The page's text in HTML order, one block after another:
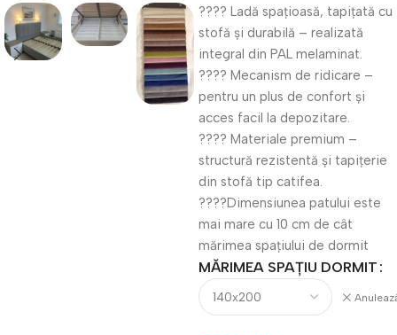
???? Ladă spațioasă, tapițată cu
stofă și durabilă – realizată
integral din PAL melaminat.
???? Mecanism de ridicare –
pentru un plus de confort și
acces facil la depozitare.
???? Materiale premium –
structură rezistentă și tapițerie
din stofă tip catifea.
????Dimensiunea patului este
mai mare cu 10 cm de cât
mărimea spațiului de dormit
MĂRIMEA SPAȚIU DORMIT